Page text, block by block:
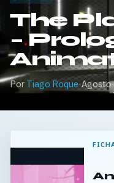
The
–
Por Tiago Roque·Agosto